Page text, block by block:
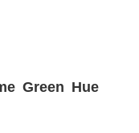
Green Hue